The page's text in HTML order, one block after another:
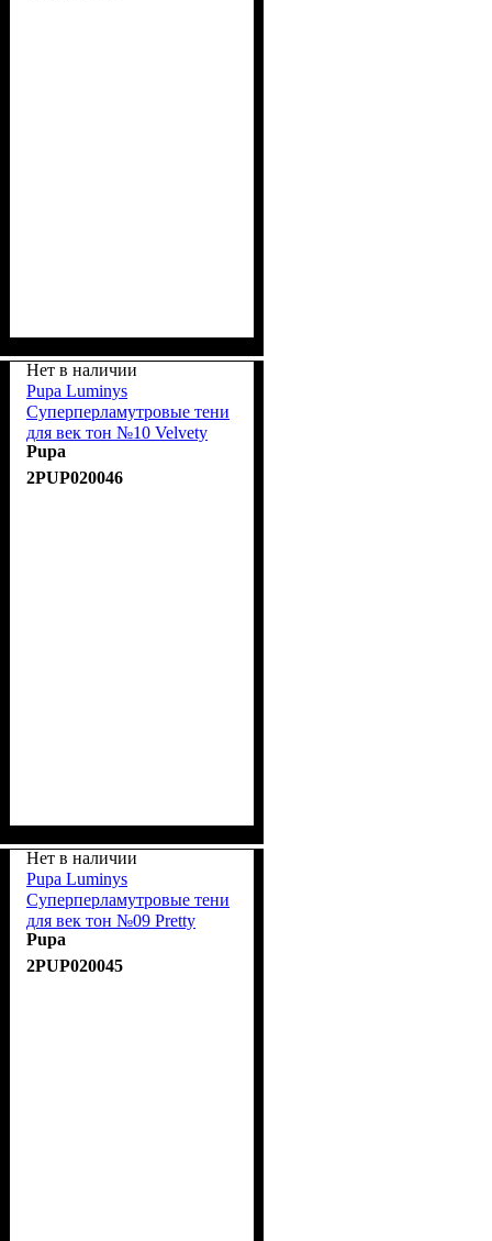
Нет в наличии
Pupa Luminys
Суперперламутровые тени
для век тон №10 Velvety
Prune/Бархатный пурпур
Pupa
2PUP020046
Нет в наличии
Pupa Luminys
Суперперламутровые тени
для век тон №09 Pretty
Lilac/Нежно-сиреневый
Pupa
2PUP020045